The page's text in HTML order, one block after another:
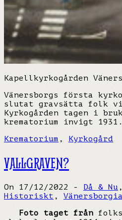
Kapellkyrkogården
Vänersborgs första
slutat gravsätta folk
Kyrkogården tagen i
krematorium invigt 1931.
Krematorium , Kyrkogård
VALLGRAVEN?
On 17/12/2022 - Då & Nu
Historiskt ,
Foto taget från